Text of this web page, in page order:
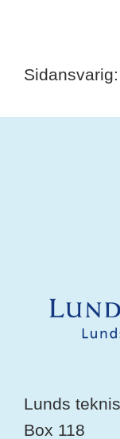
Sidansvarig:
Lunds
Box 118